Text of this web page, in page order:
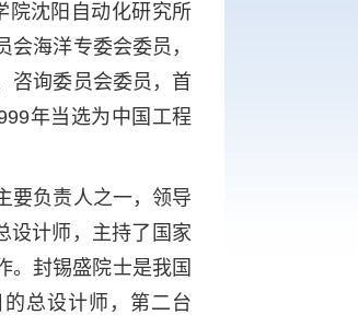
院沈阳自动化研究所
海洋专委会委员，
咨询委员会委员，首
年当选为中国工程
要负责人之一，领导
设计师，主持了国家
。封锡盛院士是我国
的总设计师，第二台